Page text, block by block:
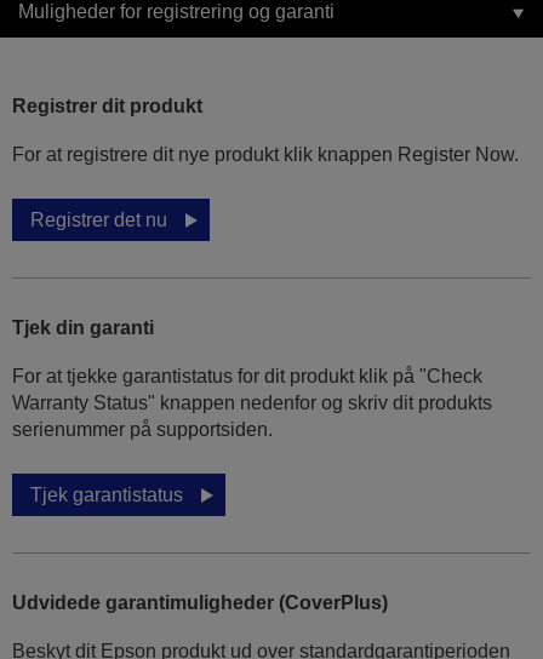
Muligheder for registrering og garanti
Registrer dit produkt
For at registrere dit nye produkt klik knappen Register Now.
Registrer det nu
Tjek din garanti
For at tjekke garantistatus for dit produkt klik på "Check
Warranty Status" knappen nedenfor og skriv dit produkts
serienummer på supportsiden.
Tjek garantistatus
Udvidede garantimuligheder (CoverPlus)
Beskyt dit Epson produkt ud over standardgarantiperioden